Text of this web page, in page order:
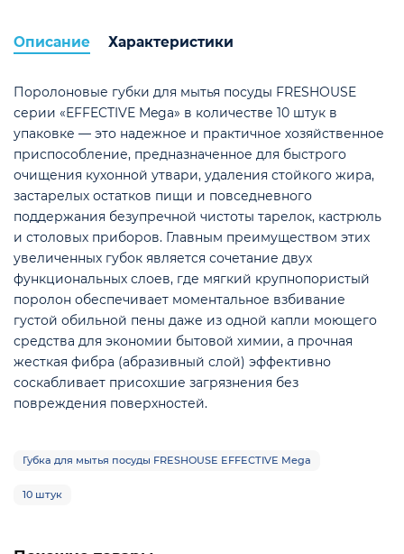
Описание Характеристики
Поролоновые губки для мытья посуды FRESHOUSE
серии «EFFECTIVE Mega» в количестве 10 штук в
упаковке — это надежное и практичное хозяйственное
приспособление, предназначенное для быстрого
очищения кухонной утвари, удаления стойкого жира,
застарелых остатков пищи и повседневного
поддержания безупречной чистоты тарелок, кастрюль
и столовых приборов. Главным преимуществом этих
увеличенных губок является сочетание двух
функциональных слоев, где мягкий крупнопористый
поролон обеспечивает моментальное взбивание
густой обильной пены даже из одной капли моющего
средства для экономии бытовой химии, а прочная
жесткая фибра (абразивный слой) эффективно
соскабливает присохшие загрязнения без
повреждения поверхностей.
Губка для мытья посуды FRESHOUSE EFFECTIVE Mega
10 штук